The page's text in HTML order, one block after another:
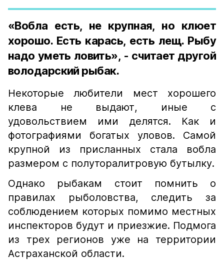
«Вобла есть, не крупная, но клюет
хорошо. Есть карась, есть лещ. Рыбу
надо уметь ловить», - считает другой
володарский рыбак.
Некоторые любители мест хорошего
клева не выдают, иные с
удовольствием ими делятся. Как и
фотографиями богатых уловов. Самой
крупной из присланных стала вобла
размером с полуторалитровую бутылку.
Однако рыбакам стоит помнить о
правилах рыболовства, следить за
соблюдением которых помимо местных
инспекторов будут и приезжие. Подмога
из трех регионов уже на территории
Астраханской области.